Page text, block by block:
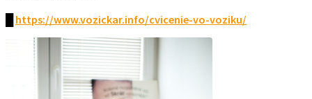
https://www.vozickar.info/cvicenie-vo-voziku/